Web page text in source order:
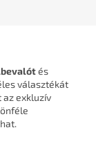
és
választékát
az exkluzív